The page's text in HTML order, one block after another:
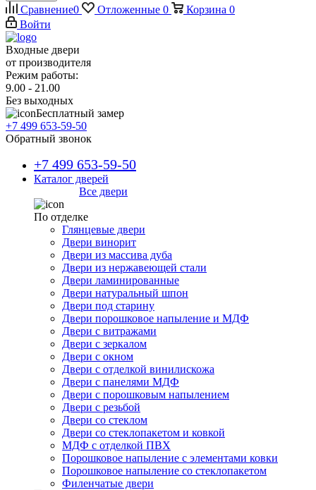
Сравнение0 Отложенные 0 Корзина 0
Войти
Входные двери
от производителя
Режим работы:
9.00 - 21.00
Без выходных
Бесплатный замер
+7 499 653-59-50
Обратный звонок
+7 499 653-59-50
Каталог дверей
Все двери
По отделке
Глянцевые двери
Двери винорит
Двери из массива дуба
Двери из нержавеющей стали
Двери ламинированные
Двери натуральный шпон
Двери под старину
Двери порошковое напыление и МДФ
Двери с витражами
Двери с зеркалом
Двери с окном
Двери с отделкой винилискожа
Двери с панелями МДФ
Двери с порошковым напылением
Двери с резьбой
Двери со стеклом
Двери со стеклопакетом и ковкой
МДФ с отделкой ПВХ
Порошковое напыление с элементами ковки
Порошковое напыление со стеклопакетом
Филенчатые двери